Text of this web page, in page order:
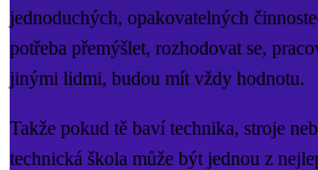
jednoduchých, opakovatelných
potřeba přemýšlet, rozhodovat se,
jinými lidmi, budou mít vždy hodnotu.
Takže pokud tě baví technika, stroje
technická škola může být jednou z